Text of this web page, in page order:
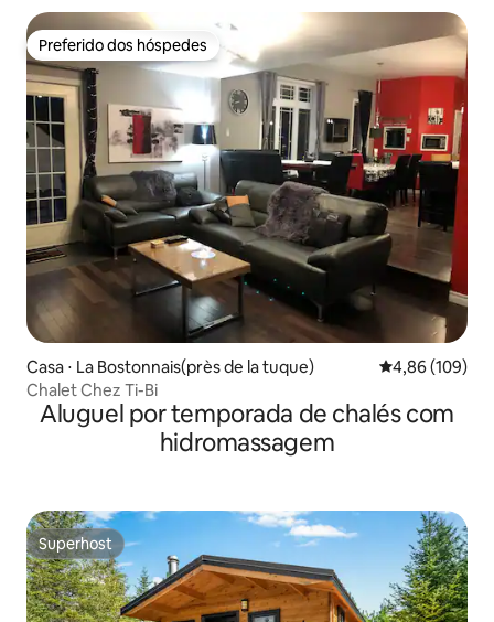
Preferido dos hóspedes
Preferido dos hóspedes
Casa ⋅ La Bostonnais(près de la tuque) 4,86 de uma
4,86 (109)
Chalet Chez Ti-Bi
Aluguel por temporada de chalés com
hidromassagem
Superhost
Superhost